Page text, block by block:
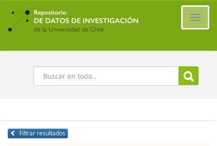
Ir
contenido
principal
Buscar
Filtrar resultados